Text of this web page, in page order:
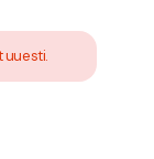
uuesti.